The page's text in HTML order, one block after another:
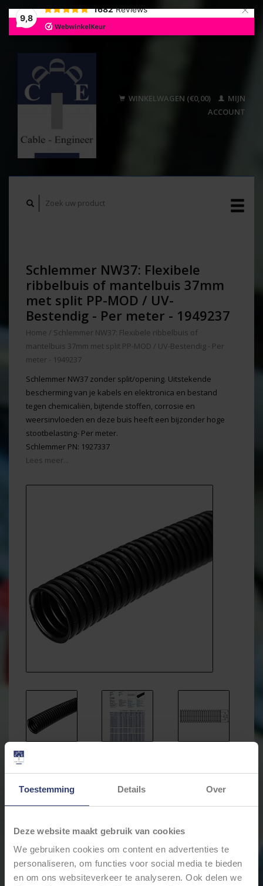
9,8
1682 Reviews ×
Toestemming Details Over
Deze website maakt gebruik van cookies
We gebruiken cookies om content en advertenties te
personaliseren, om functies voor social media te bieden
en om ons websiteverkeer te analyseren. Ook delen we
WINKELWAGEN (€0,00)
MIJN
ACCOUNT
Schlemmer NW37: Flexibele
ribbelbuis of mantelbuis 37mm
met split PP-MOD / UV-
Bestendig - Per meter - 1949237
Home / Schlemmer NW37: Flexibele ribbelbuis of
mantelbuis 37mm met split PP-MOD / UV-Bestendig - Per
meter - 1949237
Schlemmer NW37 zonder split/opening. Uitstekende
bescherming van je kabels en elektronica en bestand
tegen chemicaliën, bijtende stoffen, corrosie en
weersinvloeden en deze buis heeft een bijzonder hoge
stootbelasting- Per meter.
Schlemmer PN: 1927337
Lees meer...
Levertijd: Bestellingen op ma. t/m vrij. voor 17:00 worden
Merk: Schlemmer / Delfingen
+
- Toevoegen aan winkelwagen